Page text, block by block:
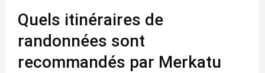
Quels itinéraires de
randonnées sont
recommandés par Merkatu